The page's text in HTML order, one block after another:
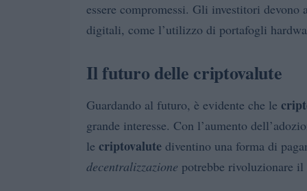
essere compromessi. Gli investitori devono
digitali, come l’utilizzo di portafogli
Il futuro delle criptovalute
Guardando al futuro, è evidente che le
grande interesse. Con l’aumento
le criptovalute diventino una forma di
decentralizzazione potrebbe rivoluzionare